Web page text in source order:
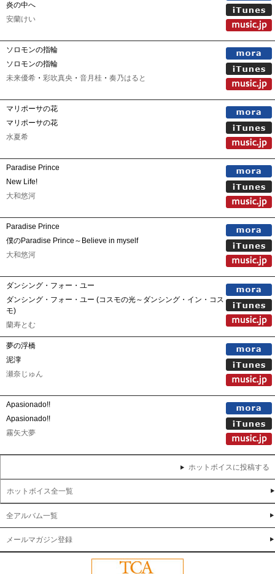
炎の中へ
安蘭けい
ソロモンの指輪
ソロモンの指輪
未来優希 ・ 彩吹真央 ・ 音月桂 ・ 奏乃はると
マリポーサの花
マリポーサの花
水夏希
Paradise Prince
New Life!
大和悠河
Paradise Prince
僕のParadise Prince～Believe in myself
大和悠河
ダンシング・フォー・ユー
ダンシング・フォー・ユー (コスモの光～ダンシング・イン・コス
モ)
蘭寿とむ
夢の浮橋
泥濘
瀬奈じゅん
Apasionado!!
Apasionado!!
霧矢大夢
ホットボイスに投稿する
ホットボイス全一覧
全アルバム一覧
メールマガジン登録